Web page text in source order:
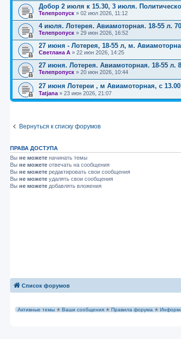
Добор 2 июля к 15.30, 3 июля.
Телепропуск » 02 июл 2026, 11:12
4 июля. Лотерея. Авиамоторная. 18-55 л.
Телепропуск » 29 июн 2026, 16:52
27 июня - Лотерея, 18-55 л, м.
Светлана А » 22 июн 2026, 14:25
27 июня. Лотерея. Авиамоторная. 18-55 л.
Телепропуск » 20 июн 2026, 10:44
27 июня Лотереи , м Авиамоторная, с 13.00
Tatjana » 23 июн 2026, 21:07
Вернуться к списку форумов
ПРАВА ДОСТУПА
Вы не можете начинать темы
Вы не можете отвечать на сообщения
Вы не можете редактировать свои сообщения
Вы не можете удалять свои сообщения
Вы не можете добавлять вложения
Список форумов
Активные темы ✭ Ваши сообщения ✭ Правила форума ✭